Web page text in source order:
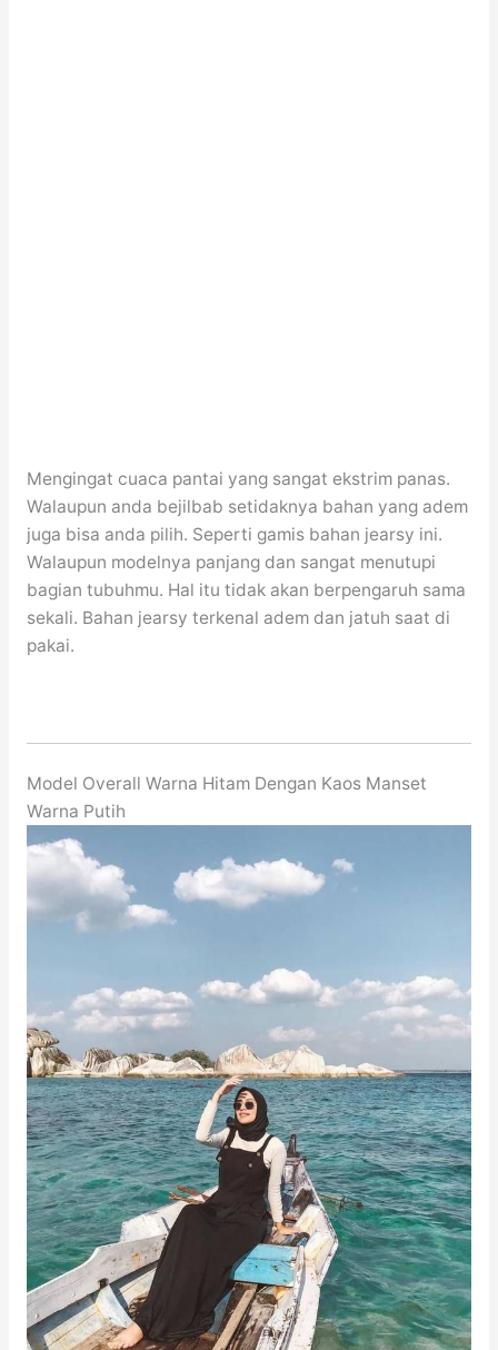
Mengingat cuaca pantai yang sangat ekstrim panas.
Walaupun anda bejilbab setidaknya bahan yang adem
juga bisa anda pilih. Seperti gamis bahan jearsy ini.
Walaupun modelnya panjang dan sangat menutupi
bagian tubuhmu. Hal itu tidak akan berpengaruh sama
sekali. Bahan jearsy terkenal adem dan jatuh saat di
pakai.
Model Overall Warna Hitam Dengan Kaos Manset
Warna Putih